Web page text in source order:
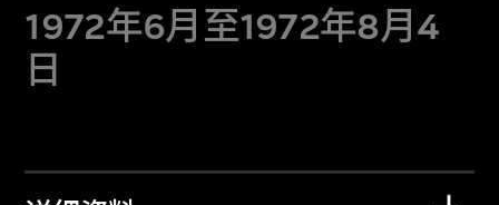
1972年6月至1972年8月4
日